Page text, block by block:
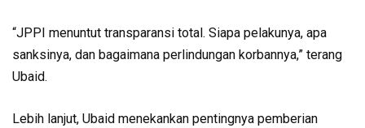
“JPPI menuntut transparansi total. Siapa pelakunya, apa
sanksinya, dan bagaimana perlindungan korbannya,” terang
Ubaid.
Lebih lanjut, Ubaid menekankan pentingnya pemberian